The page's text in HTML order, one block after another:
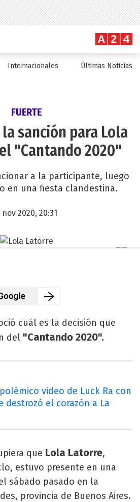
Internacionales Últimas Noticias
FUERTE
sanción para Lola
"Cantando 2020"
a la participante, luego
en una fiesta clandestina.
nov 2020, 20:31
cuál es la decisión que
del "Cantando 2020".
video de Luck Ra con
destrozó el corazón a La
que Lola Latorre,
estuvo presente en una
sábado pasado en la
provincia de Buenos Aires.